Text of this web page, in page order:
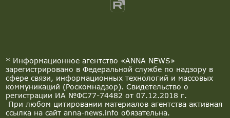
* Информационное агентство «ANNA NEWS»
зарегистрировано в Федеральной службе по надзору в
сфере связи, информационных технологий и массовых
коммуникаций (Роскомнадзор). Свидетельство о
регистрации ИА №ФС77-74482 от 07.12.2018 г.
При любом цитировании материалов агентства активная
ссылка на сайт anna-news.info обязательна.